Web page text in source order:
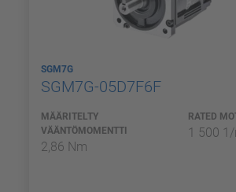
SGM7G
SGM7G-05D7F6F
MÄÄRITELTY
VÄÄNTÖMOMENTTI
2,86 Nm
RATED
1 500